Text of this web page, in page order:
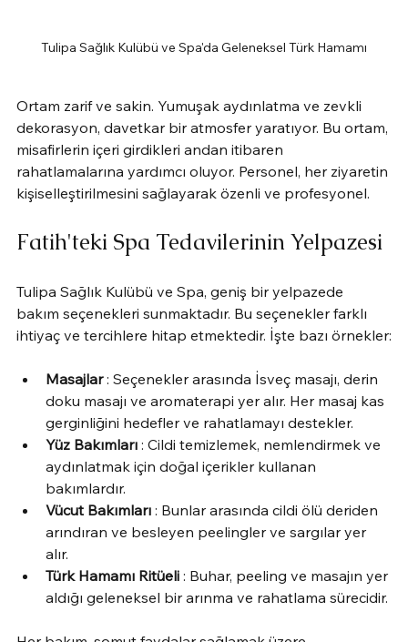
Tulipa Sağlık Kulübü ve Spa'da Geleneksel Türk Hamamı
Ortam zarif ve sakin. Yumuşak aydınlatma ve zevkli
dekorasyon, davetkar bir atmosfer yaratıyor. Bu ortam,
misafirlerin içeri girdikleri andan itibaren
rahatlamalarına yardımcı oluyor. Personel, her ziyaretin
kişiselleştirilmesini sağlayarak özenli ve profesyonel.
Fatih'teki Spa Tedavilerinin Yelpazesi
Tulipa Sağlık Kulübü ve Spa, geniş bir yelpazede
bakım seçenekleri sunmaktadır. Bu seçenekler farklı
ihtiyaç ve tercihlere hitap etmektedir. İşte bazı örnekler:
Masajlar : Seçenekler arasında İsveç masajı, derin
doku masajı ve aromaterapi yer alır. Her masaj kas
gerginliğini hedefler ve rahatlamayı destekler.
Yüz Bakımları : Cildi temizlemek, nemlendirmek ve
aydınlatmak için doğal içerikler kullanan
bakımlardır.
Vücut Bakımları : Bunlar arasında cildi ölü deriden
arındıran ve besleyen peelingler ve sargılar yer
alır.
Türk Hamamı Ritüeli : Buhar, peeling ve masajın yer
aldığı geleneksel bir arınma ve rahatlama sürecidir.